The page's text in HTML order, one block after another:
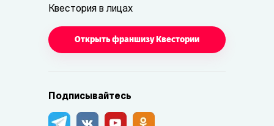
Квестория в лицах
Открыть франшизу Квестории
Подписывайтесь